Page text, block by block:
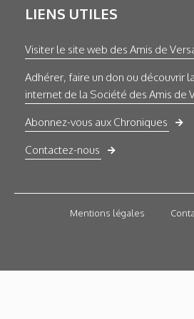
LIENS UTILES
Visiter le site web des Amis de
Adhérer, faire un don ou découvrir
internet de la Société des Amis de
Abonnez-vous aux Chroniques
Contactez-nous
Mentions légales